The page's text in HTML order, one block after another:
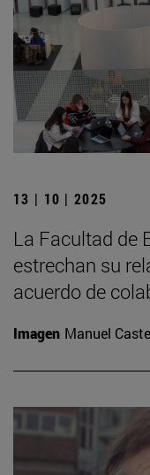
13 | 10 | 2025
La Facultad de
estrechan su
acuerdo de
Imagen Manuel